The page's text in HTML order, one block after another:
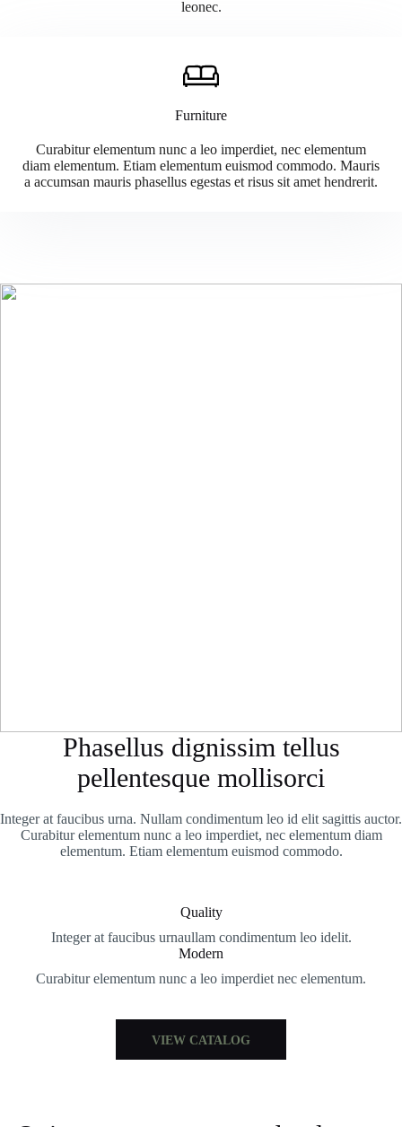
leonec.
Furniture
Curabitur elementum nunc a leo imperdiet, nec elementum
diam elementum. Etiam elementum euismod commodo. Mauris
a accumsan mauris phasellus egestas et risus sit amet hendrerit.
Phasellus dignissim tellus
pellentesque mollisorci
Integer at faucibus urna. Nullam condimentum leo id elit sagittis auctor.
Curabitur elementum nunc a leo imperdiet, nec elementum diam
elementum. Etiam elementum euismod commodo.
Quality
Integer at faucibus urnaullam condimentum leo idelit.
Modern
Curabitur elementum nunc a leo imperdiet nec elementum.
VIEW CATALOG